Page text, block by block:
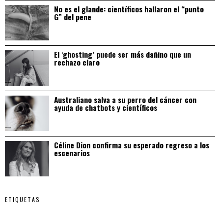
No es el glande: científicos hallaron el “punto
G” del pene
El ‘ghosting’ puede ser más dañino que un
rechazo claro
Australiano salva a su perro del cáncer con
ayuda de chatbots y científicos
Céline Dion confirma su esperado regreso a los
escenarios
ETIQUETAS